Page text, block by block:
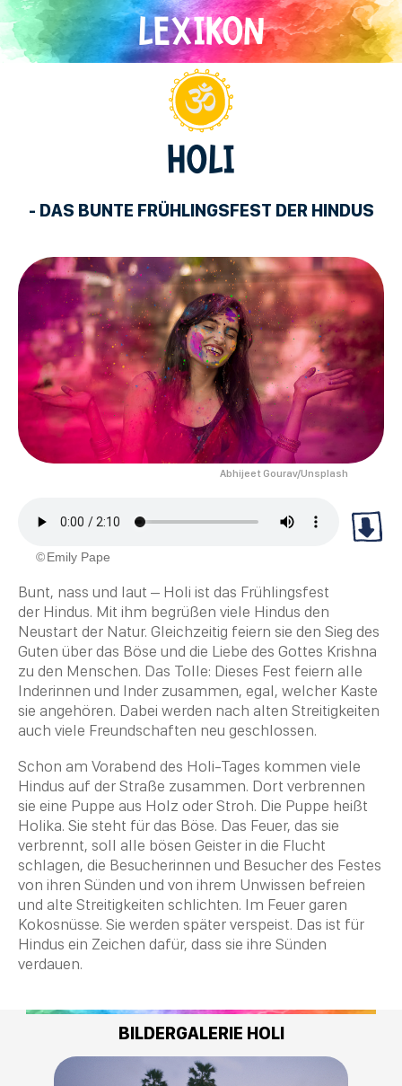
Direkt
zum
Inhalt
HOLI
- DAS BUNTE FRÜHLINGSFEST DER HINDUS
Abhijeet Gourav/Unsplash
Emily Pape
Bunt, nass und laut – Holi ist das Frühlingsfest
der Hindus. Mit ihm begrüßen viele Hindus den
Neustart der Natur. Gleichzeitig feiern sie den Sieg des
Guten über das Böse und die Liebe des Gottes Krishna
zu den Menschen. Das Tolle: Dieses Fest feiern alle
Inderinnen und Inder zusammen, egal, welcher Kaste
sie angehören. Dabei werden nach alten Streitigkeiten
auch viele Freundschaften neu geschlossen.
Schon am Vorabend des Holi-Tages kommen viele
Hindus auf der Straße zusammen. Dort verbrennen
sie eine Puppe aus Holz oder Stroh. Die Puppe heißt
Holika. Sie steht für das Böse. Das Feuer, das sie
verbrennt, soll alle bösen Geister in die Flucht
schlagen, die Besucherinnen und Besucher des Festes
von ihren Sünden und von ihrem Unwissen befreien
und alte Streitigkeiten schlichten. Im Feuer garen
Kokosnüsse. Sie werden später verspeist. Das ist für
Hindus ein Zeichen dafür, dass sie ihre Sünden
verdauen.
BILDERGALERIE HOLI